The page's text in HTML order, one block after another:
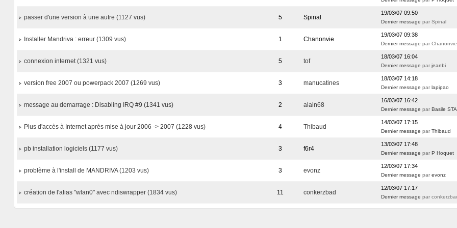
passer d'une version à une autre (1127 vus) 5 Spinal
19/03/07 09:50
Dernier message par Spinal
Installer Mandriva : erreur (1309 vus) 1 Chanonvie
19/03/07 09:38
Dernier message par Chanonvie
connexion internet (1321 vus) 5 tof
18/03/07 16:04
Dernier message parjeanbi
version free 2007 ou powerpack 2007 (1269 vus) 3 manucatines
18/03/07 14:18
Dernier message parlapipao
message au demarrage : Disabling IRQ #9 (1341 vus) 2 alain68
16/03/07 16:42
Dernier message parBasile
Plus d'accès à Internet après mise à jour 2006 -> 2007 (1228 vus) 4 Thibaud
14/03/07 17:15
Dernier message parThibaud
pb installation logiciels (1177 vus) 3 f6r4
13/03/07 17:48
Dernier message parP Hoquet
problème à l'install de MANDRIVA (1203 vus) 3 evonz
12/03/07 17:34
Dernier message parevonz
création de l'alias "wlan0" avec ndiswrapper (1834 vus) 11 conkerzbad
12/03/07 17:17
Dernier message par